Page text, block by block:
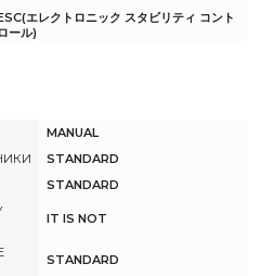
エレクトロニック スタビリティ コント
ロール)
MANUAL
STANDARD
STANDARD
IT IS NOT
STANDARD